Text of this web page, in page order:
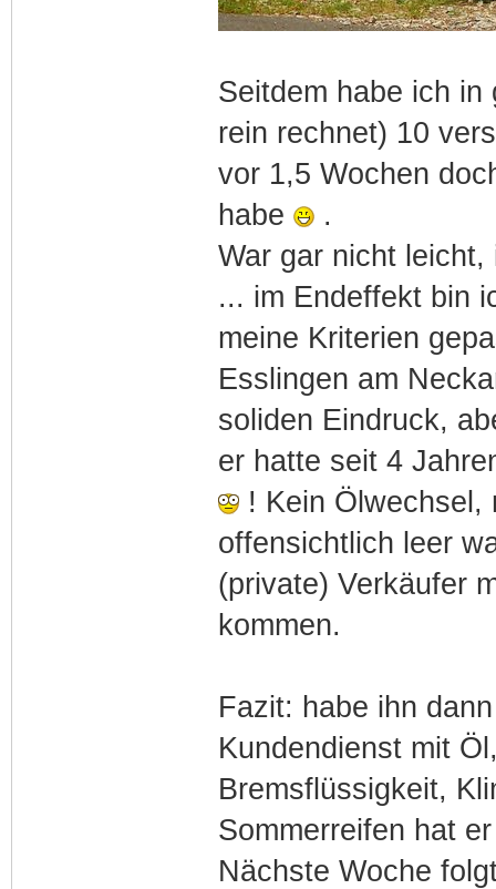
Seitdem habe ich in
rein rechnet) 10
vor 1,5 Wochen
habe
.
War gar nicht
... im Endeffekt bin
meine Kriterien
Esslingen am
soliden Eindruck,
er hatte seit 4
! Kein Ölwechsel,
offensichtlich leer
(private) Verkäufer
kommen.
Fazit: habe ihn
Kundendienst mit
Bremsflüssigkeit,
Sommerreifen hat
Nächste Woche